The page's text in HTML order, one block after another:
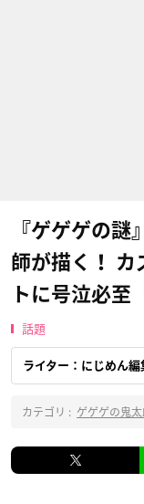
『ゲゲゲの謎
師が描く！ カ
トに号泣必
話題
ライター：にじめん編
カテゴリ : ゲゲゲの鬼